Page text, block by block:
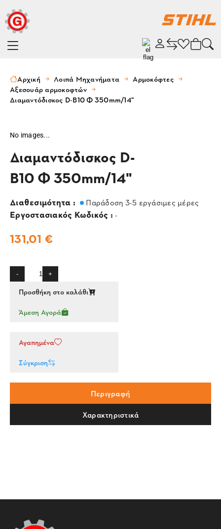
Αρχική Λοιπά Μηχανήματα
Αρμοκόφτες
Αξεσουάρ αρμοκοφτών
Διαμαντόδισκος D-B10 Φ 350mm/14"
No images...
Διαμαντόδισκος D-
B10 Φ 350mm/14"
Διαθεσιμότητα : Παράδοση 3-5 εργάσιμες μέρες
Εργοστασιακός Κωδικός : -
131,01 €
- +
Προσθήκη στο καλάθι
Άμεση Αγορά
Αγαπημένα
Σύγκριση
Περιγραφή
Χαρακτηριστικά